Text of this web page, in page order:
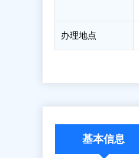
办理地点
基本信息